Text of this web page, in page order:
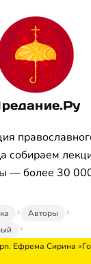
собираем
— более 30
Авторы
Ефрема Сирина